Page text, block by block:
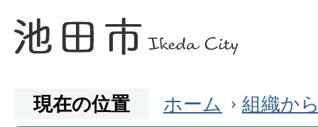
現在の位置 ホーム 組織か